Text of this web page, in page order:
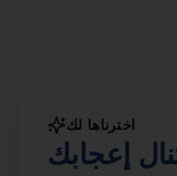
اخترناها لك
إعجابك